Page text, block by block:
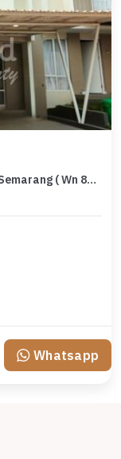
Rumah di Paramount Village , Manyaran Semarang ( Wn 8689 )
Whatsapp